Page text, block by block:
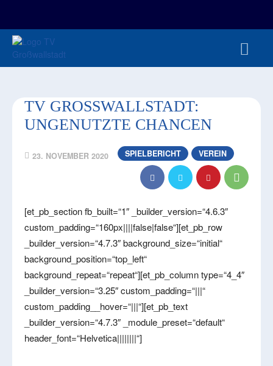
TV GROSSWALLSTADT: U
NGENUTZTE CHANCEN
23. NOVEMBER 2020 SPIELBERICHT VEREIN
[et_pb_section fb_built=“1″ _builder_version=“4.6.3″
custom_padding=“160px||||false|false“][et_pb_row
_builder_version=“4.7.3″ background_size=“initial“
background_position=“top_left“
background_repeat=“repeat“][et_pb_column type=“4_4″
_builder_version=“3.25″ custom_padding=“|||“
custom_padding__hover=“|||“][et_pb_text
_builder_version=“4.7.3″ _module_preset=“default“
header_font=“Helvetica||||||||“]